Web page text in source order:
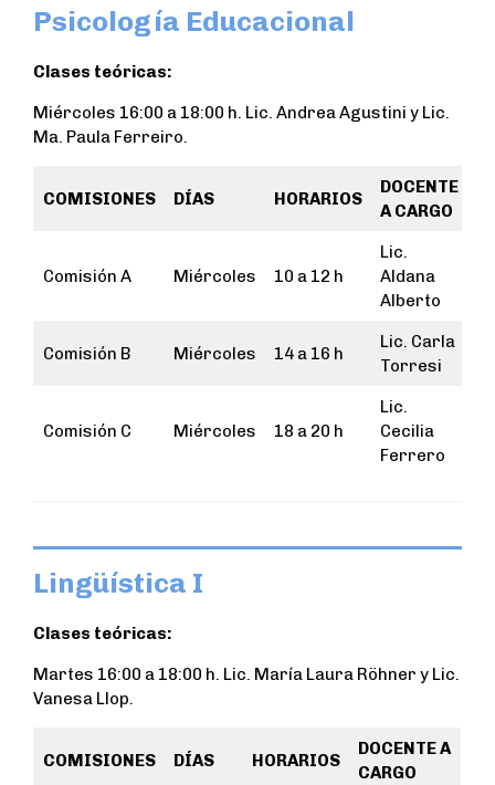
Psicología Educacional
Clases teóricas:
Miércoles 16:00 a 18:00 h. Lic. Andrea Agustini y Lic.
Ma. Paula Ferreiro.
COMISIONES DÍAS HORARIOS
DOCENTE
A CARGO
Comisión A Miércoles 10 a 12 h
Lic.
Aldana
Alberto
Comisión B Miércoles 14 a 16 h
Lic. Carla
Torresi
Comisión C Miércoles 18 a 20 h
Lic.
Cecilia
Ferrero
Lingüística I
Clases teóricas:
Martes 16:00 a 18:00 h. Lic. María Laura Röhner y Lic.
Vanesa Llop.
COMISIONES DÍAS HORARIOS
DOCENTE A
CARGO